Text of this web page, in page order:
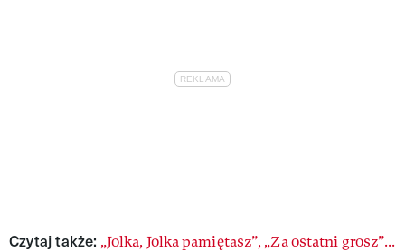
Czytaj także: „Jolka, Jolka pamiętasz”, „Za ostatni grosz”...